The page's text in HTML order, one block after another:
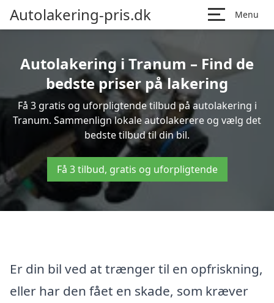
Autolakering-pris.dk Menu
Autolakering i Tranum – Find de
bedste priser på lakering
Få 3 gratis og uforpligtende tilbud på autolakering i
Tranum. Sammenlign lokale autolakerere og vælg det
bedste tilbud til din bil.
Få 3 tilbud, gratis og uforpligtende
Er din bil ved at trænger til en opfriskning,
eller har den fået en skade, som kræver